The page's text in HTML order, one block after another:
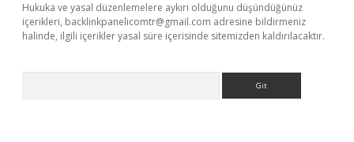
Hukuka ve yasal düzenlemelere aykırı olduğunu düşündüğünüz
içerikleri, backlinkpanelicomtr@gmail.com adresine bildirmeniz
halinde, ilgili içerikler yasal süre içerisinde sitemizden kaldırılacaktır.